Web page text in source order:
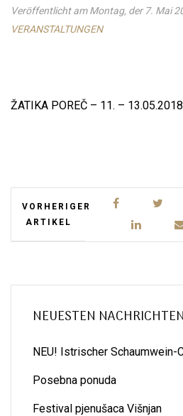
Veröffentlicht am Montag, der 7. Mai
VERANSTALTUNGEN
ŽATIKA POREČ – 11. –
VORHERIGER
ARTIKEL
NEUESTEN NACHRICHTEN
NEU! Istrischer Schaumwein-
Posebna ponuda
Festival pjenušaca Višnjan